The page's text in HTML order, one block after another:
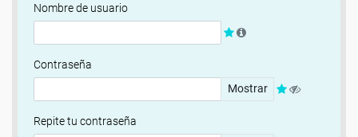
Nombre de usuario
Contraseña
Mostrar
Repite tu contraseña